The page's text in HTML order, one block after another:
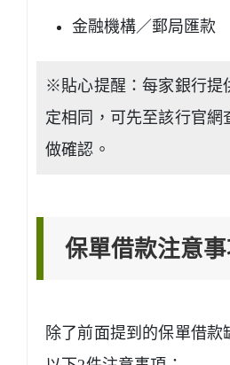
金融機構／郵局匯款
※貼心提醒：每家銀行提
定相同，可先至該行官網
做確認。
保單借款注意
除了前面提到的保單借